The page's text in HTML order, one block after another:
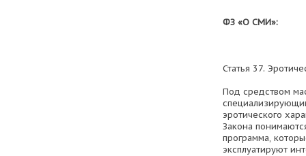
ФЗ «О СМИ»:
Статья 37.
Под средством
эротического
Закона
программа,
эксплуатируют